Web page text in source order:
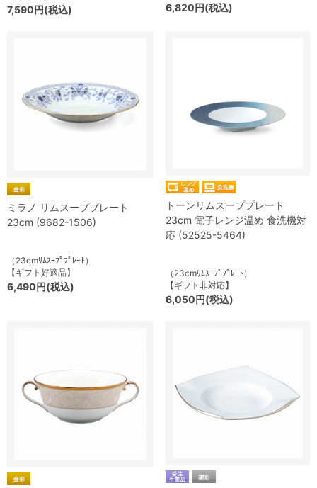
7,590円(税込) 6,820円(税込)
ミラノ リムスーププレート
23cm (9682-1506)
（23cmﾘﾑｽｰﾌﾟﾌﾟﾚｰﾄ）
【ギフト好適品】
6,490円(税込)
トーンリムスーププレート
23cm 電子レンジ温め 食洗機対
応 (52525-5464)
（23cmﾘﾑｽｰﾌﾟﾌﾟﾚｰﾄ）
【ギフト非対応】
6,050円(税込)